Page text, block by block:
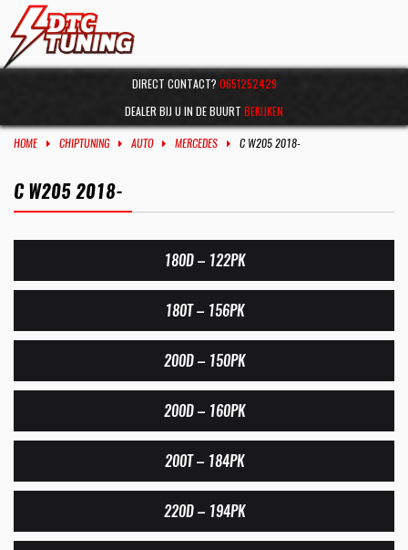
DIRECT CONTACT? 0651252429
DEALER BIJ U IN DE BUURT BEKIJKEN
HOME CHIPTUNING AUTO MERCEDES C W205 2018-
C W205 2018-
180D – 122PK
180T – 156PK
200D – 150PK
200D – 160PK
200T – 184PK
220D – 194PK